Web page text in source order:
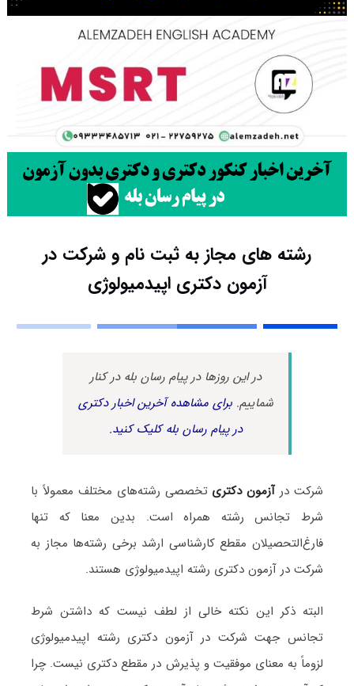
رشته های مجاز به ثبت نام و شرکت در
آزمون دکتری اپیدمیولوژی
در این روزها در پیام رسان بله در کنار
شماییم.برای مشاهده آخرین اخبار دکتری
در پیام رسان بله کلیک کنید.
شرکت درآزمون دکتری تخصصی رشته‌های مختلف معمولاً با
شرط تجانس رشته همراه است. بدین معنا که تنها
فارغ‌التحصیلان مقطع کارشناسی ارشد برخی رشته‌ها مجاز به
شرکت در آزمون دکتری رشته اپیدمیولوژی هستند.
البته ذکر این نکته خالی از لطف نیست که داشتن شرط
تجانس جهت شرکت در آزمون دکتری رشته اپیدمیولوژی
لزوماً به معنای موفقیت و پذیرش در مقطع دکتری نیست. چرا